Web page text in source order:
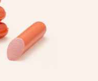
условия
pdf.
соглашения.